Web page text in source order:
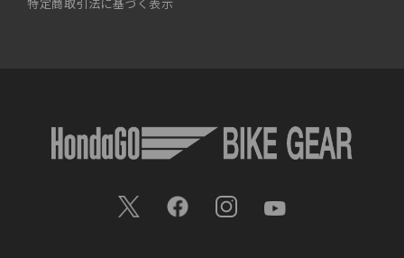
特定商取引法に基づく表示